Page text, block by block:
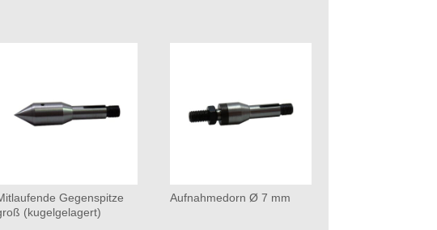
Gegenspitze
(kugelgelagert)
Aufnahmedorn Ø 7 mm